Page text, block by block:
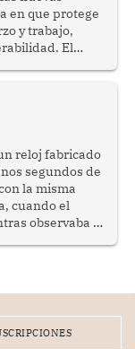
en que protege
y trabajo,
El
del
las políticas
pobreza.
reloj fabricado
segundos de
la misma
cuando el
observaba el